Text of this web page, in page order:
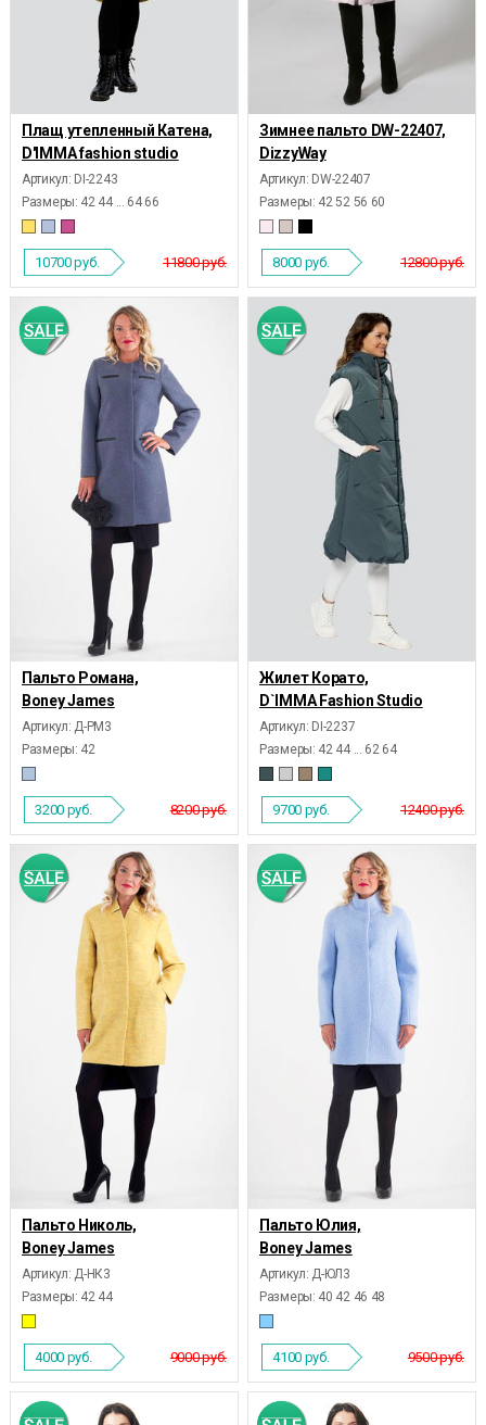
Плащ утепленный Катена,
D'IMMA fashion studio
Артикул: DI-2243
Размеры: 42 44 ... 64 66
11800 руб.
10700руб.
Зимнее пальто DW-22407,
DizzyWay
Артикул: DW-22407
Размеры: 42 52 56 60
12800 руб.
8000 руб.
Пальто Романа,
Boney James
Артикул: Д-РМ3
Размеры: 42
8200 руб.
3200 руб.
Жилет Корато,
D`IMMA Fashion Studio
Артикул: DI-2237
Размеры: 42 44 ... 62 64
12400 руб.
9700 руб.
Пальто Николь,
Boney James
Артикул: Д-НК3
Размеры: 42 44
9000 руб.
4000 руб.
Пальто Юлия,
Boney James
Артикул: Д-ЮЛ3
Размеры: 40 42 46 48
9500 руб.
4100 руб.